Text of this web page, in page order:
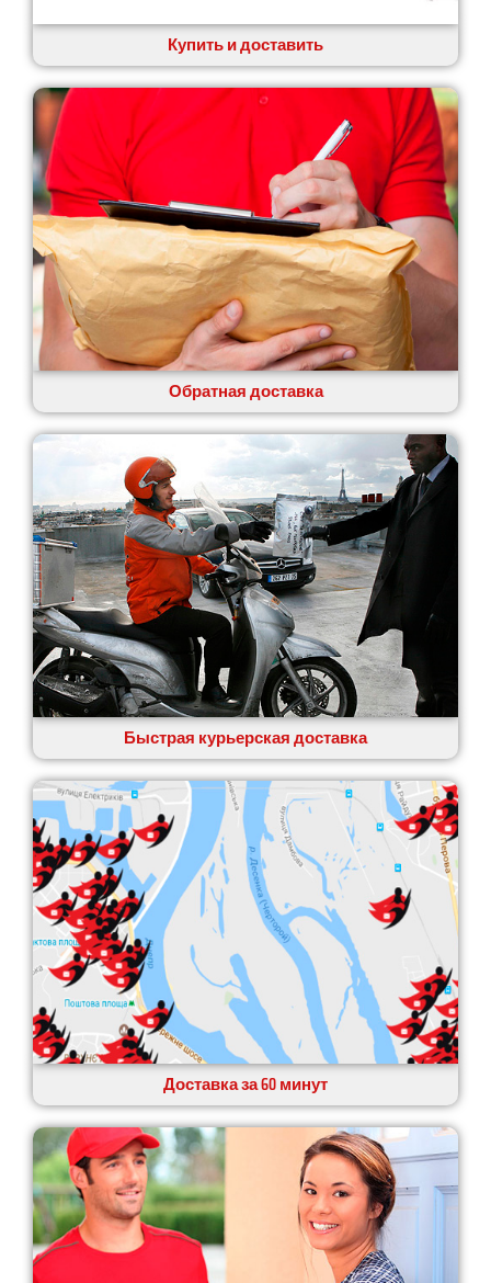
Купить и доставить
Обратная доставка
Быстрая курьерская доставка
Доставка за 60 минут